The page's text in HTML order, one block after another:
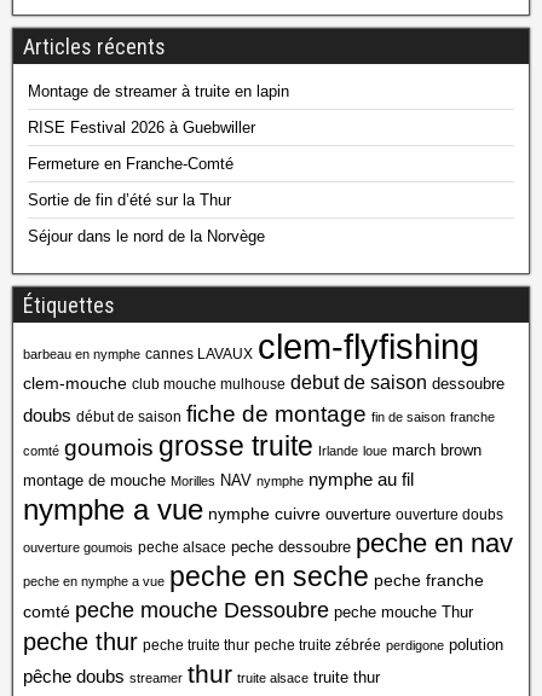
Articles récents
Montage de streamer à truite en lapin
RISE Festival 2026 à Guebwiller
Fermeture en Franche-Comté
Sortie de fin d’été sur la Thur
Séjour dans le nord de la Norvège
Étiquettes
barbeau en nymphe cannes LAVAUX clem-flyfishing
clem-mouche club mouche mulhouse debut de saison dessoubre
doubs début de saison fiche de montage fin de saison franche
comté goumois grosse truite Irlande loue march brown
montage de mouche Morilles NAV nymphe nymphe au fil
nymphe a vue nymphe cuivre ouverture ouverture doubs
ouverture goumois peche alsace peche dessoubre peche en nav
peche en nymphe a vue peche en seche peche franche
comté peche mouche Dessoubre peche mouche Thur
peche thur peche truite thur peche truite zébrée perdigone polution
pêche doubs streamer thur truite alsace truite thur